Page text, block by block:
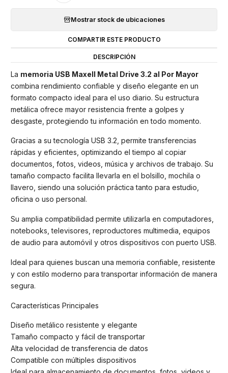
Mostrar stock de ubicaciones
COMPARTIR ESTE PRODUCTO
DESCRIPCIÓN
La memoria USB Maxell Metal Drive 3.2 al Por Mayor
combina rendimiento confiable y diseño elegante en un
formato compacto ideal para el uso diario. Su estructura
metálica ofrece mayor resistencia frente a golpes y
desgaste, protegiendo tu información en todo momento.
Gracias a su tecnología USB 3.2, permite transferencias
rápidas y eficientes, optimizando el tiempo al copiar
documentos, fotos, videos, música y archivos de trabajo. Su
tamaño compacto facilita llevarla en el bolsillo, mochila o
llavero, siendo una solución práctica tanto para estudio,
oficina o uso personal.
Su amplia compatibilidad permite utilizarla en computadores,
notebooks, televisores, reproductores multimedia, equipos
de audio para automóvil y otros dispositivos con puerto USB.
Ideal para quienes buscan una memoria confiable, resistente
y con estilo moderno para transportar información de manera
segura.
Características Principales
Diseño metálico resistente y elegante
Tamaño compacto y fácil de transportar
Alta velocidad de transferencia de datos
Compatible con múltiples dispositivos